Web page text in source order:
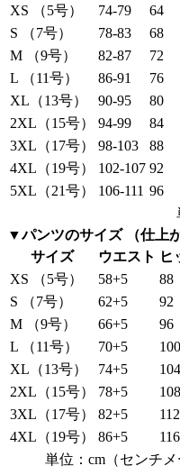
XS （5号）
74-79 64
S （7号）
78-83 68
M （9号）
82-87 72
L （11号）
86-91 76
XL（13号）
90-95 80
2XL（15号）
94-99 84
3XL（17号）
98-103 88
4XL（19号）
102-107 92
5XL（21号）
106-111 96
▼パンツのサイズ （仕上
サイズ
ウエスト ヒ
XS （5号）
58+5 88
S （7号）
62+5 92
M （9号）
66+5 96
L （11号）
70+5 100
XL（13号）
74+5 104
2XL（15号）
78+5 108
3XL（17号）
82+5 112
4XL（19号）
86+5 116
単位：cm（センチメ